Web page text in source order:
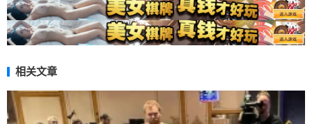
相关文章